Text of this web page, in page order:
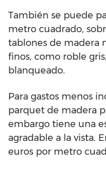
También se puede
metro cuadrado,
tablones de madera
finos, como roble
blanqueado.
Para gastos menos
parquet de madera
embargo tiene una
agradable a la vista.
euros por metro